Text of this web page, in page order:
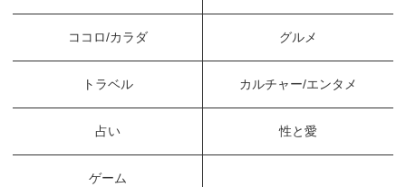
ココロ/カラダ グルメ
トラベル カルチャー/エンタメ
占い 性と愛
ゲーム